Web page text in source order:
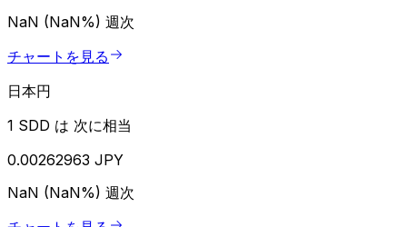
NaN (NaN%) 週次
チャートを見る
日本円
1 SDD は 次に相当
0.00262963 JPY
NaN (NaN%) 週次